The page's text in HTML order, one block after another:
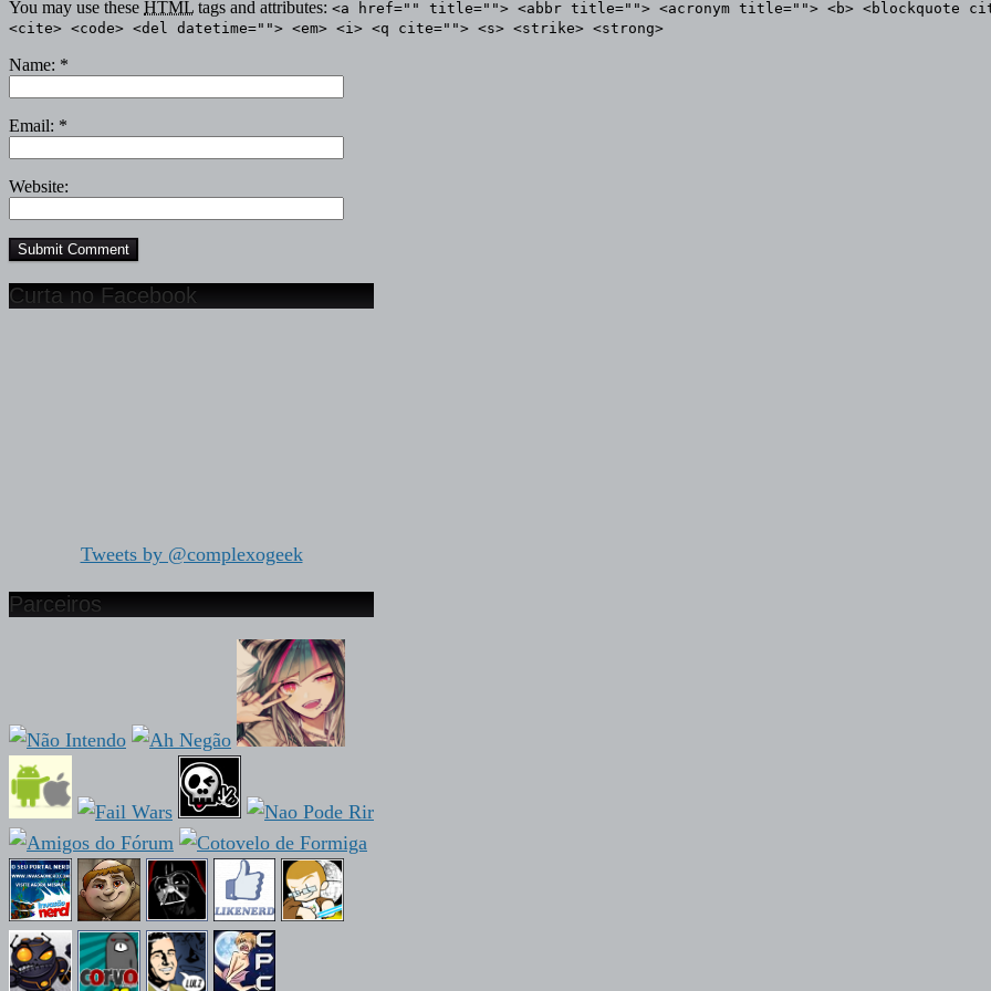
You may use these HTML tags and attributes: <a href="" title=""> <abbr title=""> <acronym title=""> <b> <blockquote
<cite> <code> <del datetime=""> <em> <i> <q cite=""> <s> <strike> <strong>
Name: *
Email: *
Website:
Curta no Facebook
Tweets by @complexogeek
Parceiros